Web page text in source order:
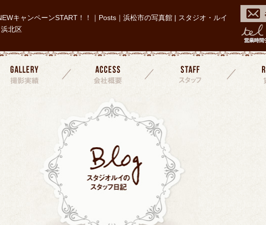
キャンペーンSTART！！｜Posts｜浜松市の写真館 | スタジオ・ルイ
北区
撮影実績 会社概要 スタッフ